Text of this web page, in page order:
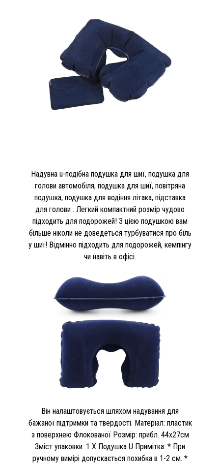
Надувна u-подібна подушка для шиї, подушка для
голови автомобіля, подушка для шиї, повітряна
подушка, подушка для водіння літака, підставка
для голови . Легкий компактний розмір чудово
підходить для подорожей! З цією подушкою вам
більше ніколи не доведеться турбуватися про біль
у шиї! Відмінно підходить для подорожей, кемпінгу
чи навіть в офісі.
Він налаштовується шляхом надування для
бажаної підтримки та твердості. Матеріал: пластик
з поверхнею Флокованої Розмір: прибл. 44х27см
Зміст упаковки: 1 X Подушка U Примітка: * При
ручному вимірі допускається похибка в 1-2 см. *